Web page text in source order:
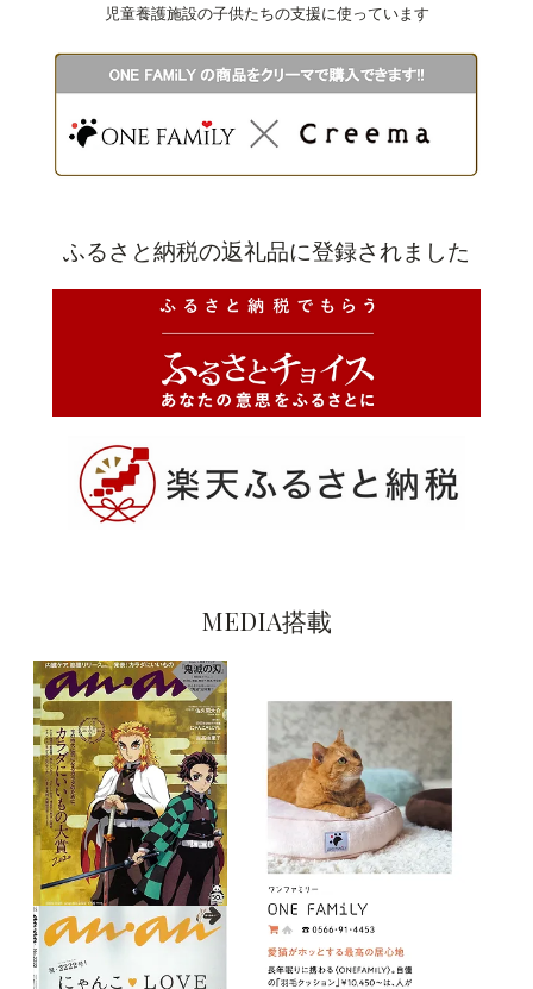
児童養護施設の子供たちの支援に使っています
ふるさと納税の返礼品に登録されました
MEDIA搭載